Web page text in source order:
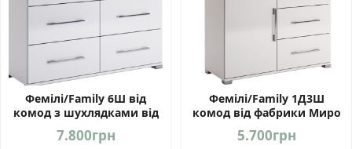
Фемілі/Family 6Ш від
комод з шухлядками від
фабрики Миро Марк
Україна
7.800грн
Фемілі/Family 1Д3Ш
комод від фабрики Миро
Марк україна
5.700грн